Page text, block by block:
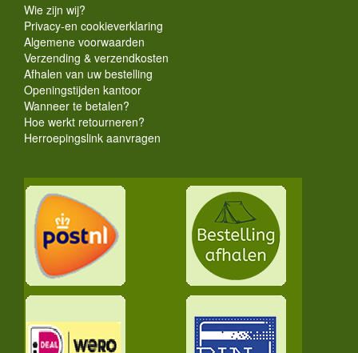
Wie zijn wij?
Privacy-en cookieverklaring
Algemene voorwaarden
Verzending & verzendkosten
Afhalen van uw bestelling
Openingstijden kantoor
Wanneer te betalen?
Hoe werkt retourneren?
Herroepingslink aanvragen